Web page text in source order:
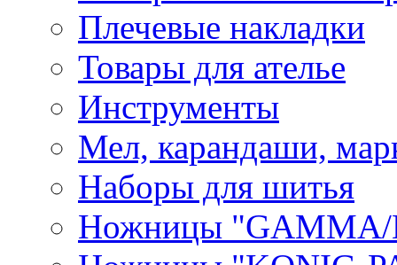
Плечевые накладки
Товары для ателье
Инструменты
Мел, карандаши,
Наборы для шитья
Ножницы "GAMMA/